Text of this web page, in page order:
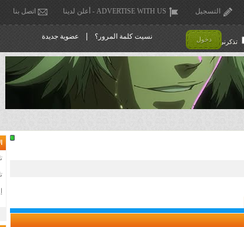
التسجيل ADVERTISE WITH US - أعلن لدينا اتصل بنا
تذكرني ! دخول نسيت كلمة المرور؟ عضوية جديدة